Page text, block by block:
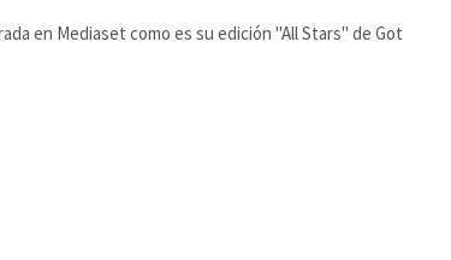
en Mediaset como es su edición "All Stars" de Got